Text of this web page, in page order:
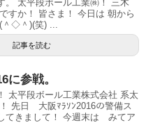
。 太平段ボール工業㈱！ 三木
すか！ 皆さま！ 今日は 朝から
＾◇＾)(笑) ...
記事を読む
に参戦。
太平段ボール工業株式会社 系太
先日 大阪ﾏﾗｿﾝ2016の警備ス
てきまして！ 今週末は みてア